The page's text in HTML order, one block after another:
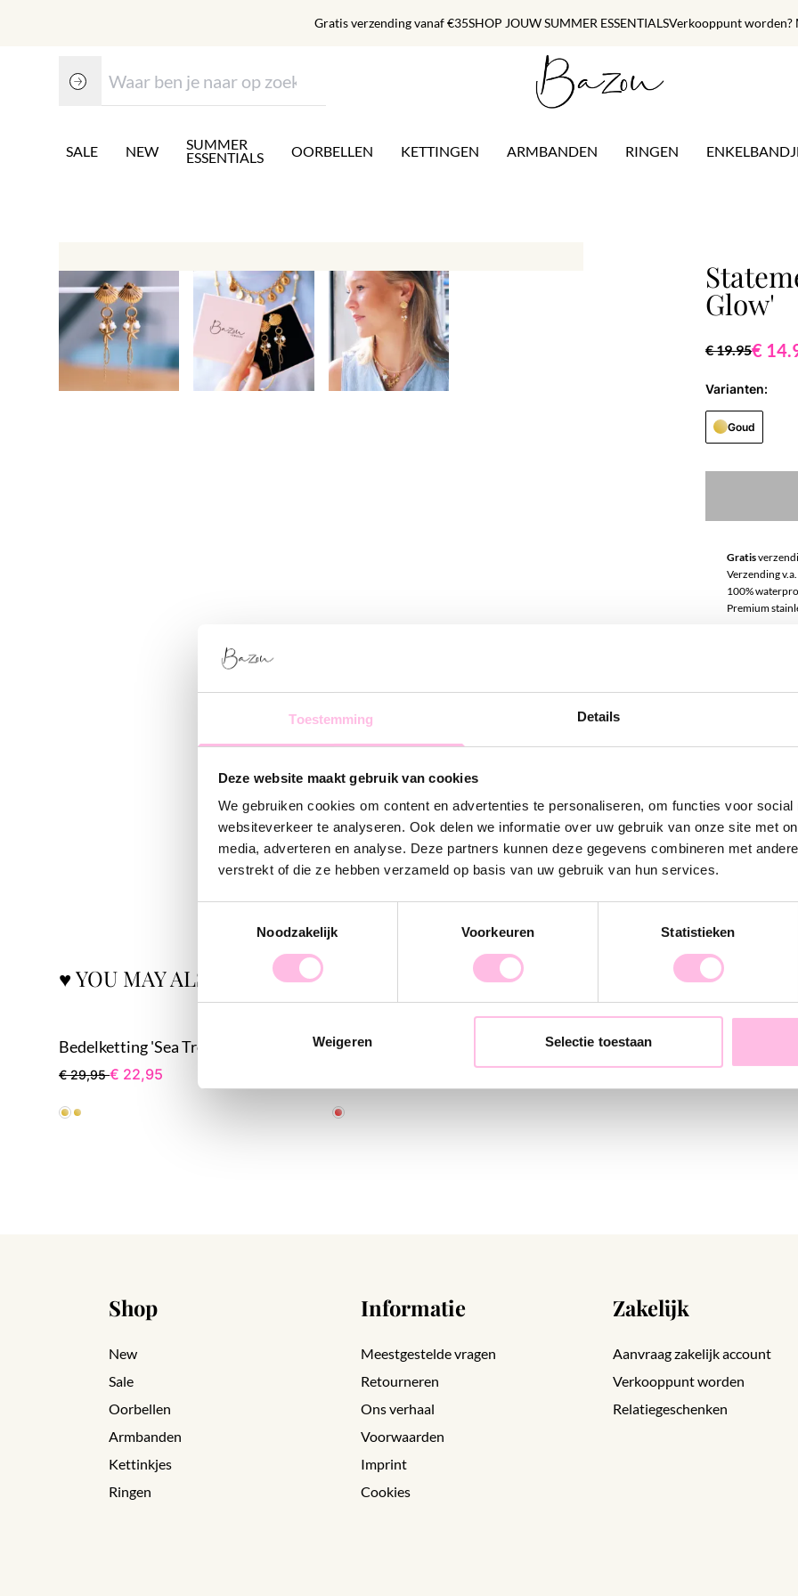
Toestemming Details
Deze website maakt gebruik van cookies
We gebruiken cookies om content en advertenties te personaliseren, om functies voor social
websiteverkeer te analyseren. Ook delen we informatie over uw gebruik van onze site met
media, adverteren en analyse. Deze partners kunnen deze gegevens combineren met
verstrekt of die ze hebben verzameld op basis van uw gebruik van hun services.
Noodzakelijk
Voorkeuren Statistieken
Weigeren Selectie toestaan
Gratis verzending vanaf €35SHOP JOUW SUMMER ESSENTIALSVerkooppunt worden?
SALE NEW SUMMER
ESSENTIALS OORBELLEN KETTINGEN ARMBANDEN RINGEN
Glow'
€ 19.95€
Varianten:
Goud
Gratis
Verzending
100%
Premium
SO much
helemaal
statement.
party!
kettinkje.
♥ YOU MAY ALSO LOVE...
Bedelketting 'Sea Treasures'
€ 29,95€ 22,95
Bedel enkelbandje 'Under the Sea'
Shop
New
Sale
Oorbellen
Armbanden
Kettinkjes
Ringen
Informatie
Meestgestelde vragen
Retourneren
Ons verhaal
Voorwaarden
Imprint
Cookies
Zakelijk
Aanvraag zakelijk account
Verkooppunt worden
Relatiegeschenken